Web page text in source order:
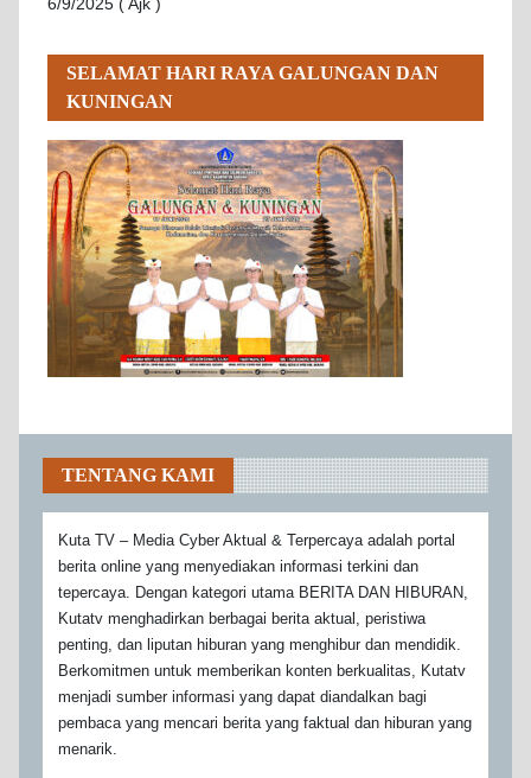
6/9/2025 ( Ajk )
SELAMAT HARI RAYA GALUNGAN DAN
KUNINGAN
TENTANG KAMI
Kuta TV – Media Cyber Aktual & Terpercaya adalah portal
berita online yang menyediakan informasi terkini dan
tepercaya. Dengan kategori utama BERITA DAN HIBURAN,
Kutatv menghadirkan berbagai berita aktual, peristiwa
penting, dan liputan hiburan yang menghibur dan mendidik.
Berkomitmen untuk memberikan konten berkualitas, Kutatv
menjadi sumber informasi yang dapat diandalkan bagi
pembaca yang mencari berita yang faktual dan hiburan yang
menarik.